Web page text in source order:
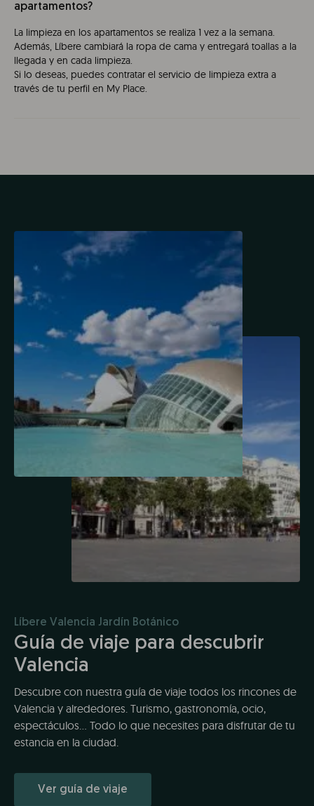
apartamentos?
La limpieza en los apartamentos se realiza 1 vez a la semana.
Además, Líbere cambiará la ropa de cama y entregará toallas a la
llegada y en cada limpieza.
Si lo deseas, puedes contratar el servicio de limpieza extra a
través de tu perfil en My Place.
Líbere Valencia Jardín Botánico
Guía de viaje para descubrir
Valencia
Descubre con nuestra guía de viaje todos los rincones de
Valencia y alrededores. Turismo, gastronomía, ocio,
espectáculos... Todo lo que necesites para disfrutar de tu
estancia en la ciudad.
Ver guía de viaje